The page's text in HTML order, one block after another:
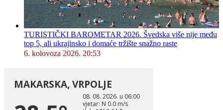
TURISTIČKI BAROMETAR 2026. Švedska više nije među
top 5, ali ukrajinsko i domaće tržište snažno raste
6. kolovoza 2026. 20:53